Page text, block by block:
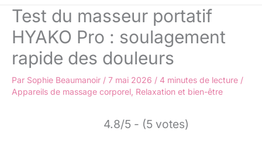
Test du masseur portatif
HYAKO Pro : soulagement
rapide des douleurs
Par Sophie Beaumanoir / 7 mai 2026 / 4 minutes de lecture /
Appareils de massage corporel Relaxation et bien-être
4.8/5 - (5 votes)